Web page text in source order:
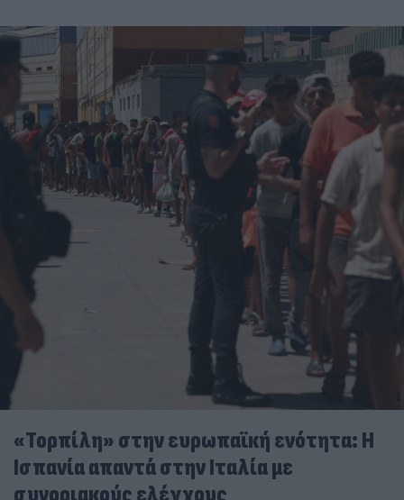
«Τορπίλη» στην ευρωπαϊκή ενότητα: Η
Ισπανία απαντά στην Ιταλία με